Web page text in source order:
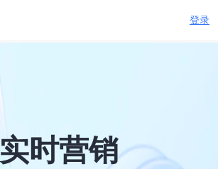
登录
实时营销